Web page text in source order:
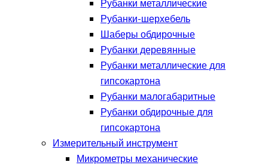
Рубанки металлические
Рубанки-шерхебель
Шаберы обдирочные
Рубанки деревянные
Рубанки металлические для
гипсокартона
Рубанки малогабаритные
Рубанки обдирочные для
гипсокартона
Измерительный инструмент
Микрометры механические